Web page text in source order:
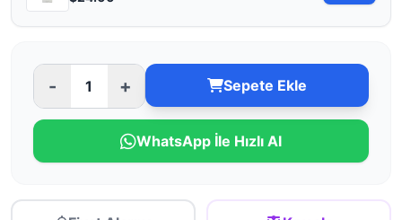
- + Sepete Ekle
WhatsApp İle Hızlı Al